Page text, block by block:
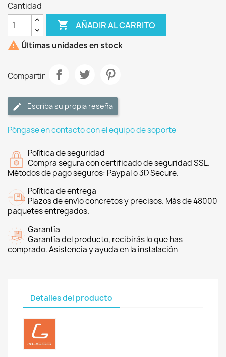
Cantidad
 AÑADIR AL CARRITO
 Últimas unidades en stock
Compartir
Escriba su propia reseña
Póngase en contacto con el equipo de soporte
Política de seguridad
Compra segura con certificado de seguridad SSL.
Métodos de pago seguros: Paypal o 3D Secure.
Política de entrega
Plazos de envío concretos y precisos. Más de 48000
paquetes entregados.
Garantía
Garantía del producto, recibirás lo que has
comprado. Asistencia y ayuda en la instalación
Detalles del producto